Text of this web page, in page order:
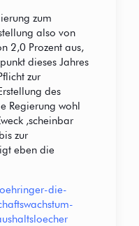
zum
also von
2,0 Prozent aus,
dieses Jahres
zur
des
Regierung wohl
‚scheinbar
zur
eben die
die-